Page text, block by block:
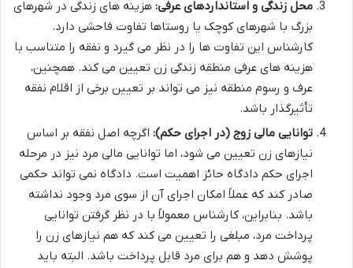
محل زندگی و استانداردهای عرفی: هزینه های زندگی در شهرهای
بزرگ با شهرهای کوچک یا روستاها تفاوت فاحشی دارد.
کارشناس این تفاوت ها را در نظر می گیرد و نفقه را متناسب با
هزینه های عرفی منطقه زندگی زن تعیین می کند. همچنین،
عرف و رسوم منطقه نیز می تواند بر تعیین برخی از اقلام نفقه
تأثیرگذار باشد.
توانایی مالی زوج (در اجرای حکم): اگرچه اصل نفقه بر اساس
نیازهای زن تعیین می شود، اما توانایی مالی مرد نیز در مرحله
اجرای حکم دادگاه حائز اهمیت است. دادگاه نمی تواند حکمی
صادر کند که عملاً امکان اجرای آن از سوی مرد وجود نداشته
باشد. بنابراین، کارشناس معمولاً با در نظر گرفتن توانایی
پرداخت مرد، مبلغی را تعیین می کند که هم نیازهای زن را
پوشش دهد و هم برای مرد قابل پرداخت باشد. البته باید